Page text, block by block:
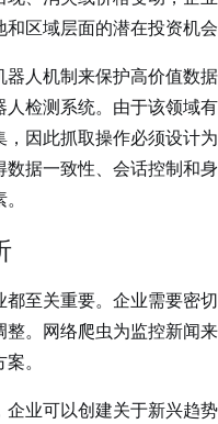
区域层面的潜在投资机
人机制来保护高价值数
检测系统。由于该领域
因此抓取操作必须设计
据一致性、会话控制和
至关重要。企业需要密
。网络爬虫为监控新闻
。
业可以创建关于新兴趋